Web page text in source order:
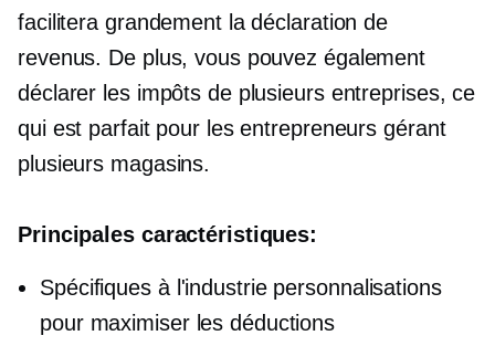
facilitera grandement la déclaration de
revenus. De plus, vous pouvez également
déclarer les impôts de plusieurs entreprises, ce
qui est parfait pour les entrepreneurs gérant
plusieurs magasins.
Principales caractéristiques:
Spécifiques à l'industriepersonnalisations
pour maximiser les déductions